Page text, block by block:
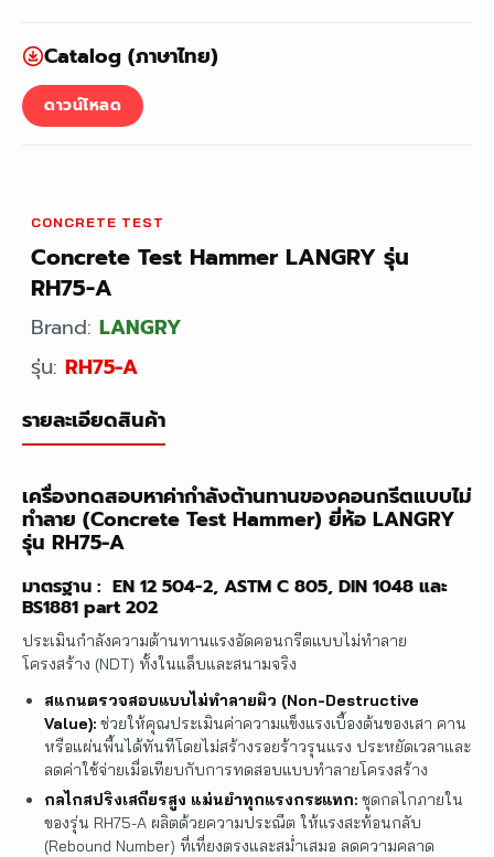
Catalog (ภาษาไทย)
ดาวน์โหลด
CONCRETE TEST
Concrete Test Hammer LANGRY รุ่น
RH75-A
Brand: LANGRY
รุ่น: RH75-A
รายละเอียดสินค้า
เครื่องทดสอบหาค่ากำลังต้านทานของคอนกรีตแบบไม่
ทำลาย (Concrete Test Hammer) ยี่ห้อ LANGRY
รุ่น RH75-A
มาตรฐาน : EN 12 504-2, ASTM C 805, DIN 1048 และ
BS1881 part 202
ประเมินกำลังความต้านทานแรงอัดคอนกรีตแบบไม่ทำลาย
โครงสร้าง (NDT) ทั้งในแล็บและสนามจริง
สแกนตรวจสอบแบบไม่ทำลายผิว (Non-Destructive
Value): ช่วยให้คุณประเมินค่าความแข็งแรงเบื้องต้นของเสา คาน
หรือแผ่นพื้นได้ทันทีโดยไม่สร้างรอยร้าวรุนแรง ประหยัดเวลาและ
ลดค่าใช้จ่ายเมื่อเทียบกับการทดสอบแบบทำลายโครงสร้าง
กลไกสปริงเสถียรสูง แม่นยำทุกแรงกระแทก: ชุดกลไกภายใน
ของรุ่น RH75-A ผลิตด้วยความประณีต ให้แรงสะท้อนกลับ
(Rebound Number) ที่เที่ยงตรงและสม่ำเสมอ ลดความคลาด